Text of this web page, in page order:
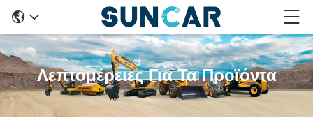
Λεπτομέρειες Για Τα Προϊόντα